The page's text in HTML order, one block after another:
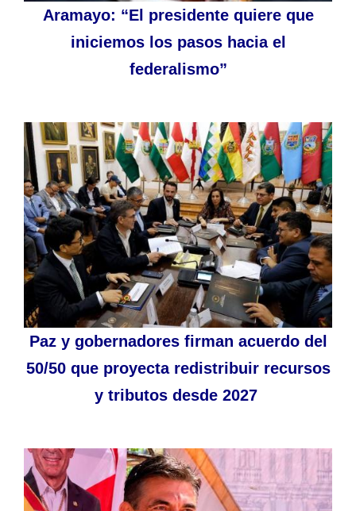
Aramayo: “El presidente quiere que
iniciemos los pasos hacia el
federalismo”
Paz y gobernadores firman acuerdo del
50/50 que proyecta redistribuir recursos
y tributos desde 2027